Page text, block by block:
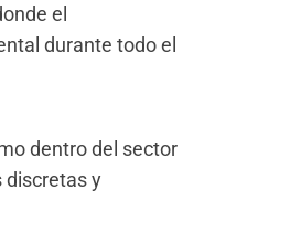
el
durante todo el
dentro del sector
discretas y